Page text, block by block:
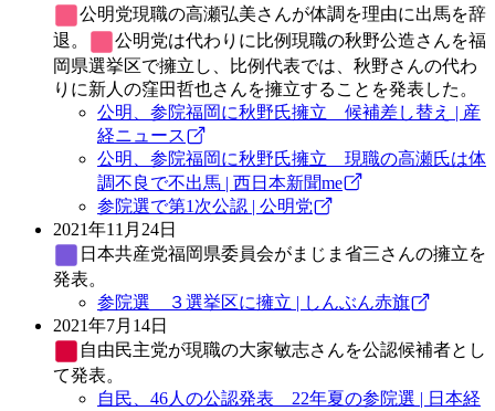
公明党現職の高瀬弘美さんが体調を理由に出馬を辞
退。
公明党は代わりに比例現職の秋野公造さんを福
岡県選挙区で擁立し、比例代表では、秋野さんの代わ
りに新人の窪田哲也さんを擁立することを発表した。
公明、参院福岡に秋野氏擁立 候補差し替え | 産
経ニュース
公明、参院福岡に秋野氏擁立 現職の高瀬氏は体
調不良で不出馬 | 西日本新聞me
参院選で第1次公認 | 公明党
2021年11月24日
日本共産党福岡県委員会がまじま省三さんの擁立を
発表。
参院選 ３選挙区に擁立 | しんぶん赤旗
2021年7月14日
自由民主党が現職の大家敏志さんを公認候補者とし
て発表。
自民、46人の公認発表 22年夏の参院選 | 日本経